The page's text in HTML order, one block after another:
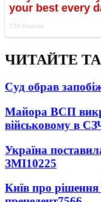
ЧИТАЙТЕ
Суд обрав
Майора ВСП
військовому в
Україна
ЗМІ10225
Київ про